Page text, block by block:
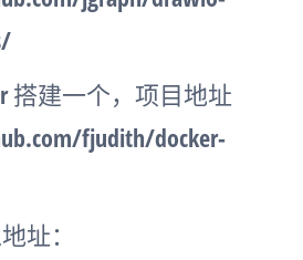
搭建一个，项目地址
fjudith/docker-
址：